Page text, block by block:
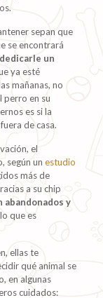
sepan que
se encontrará
un
ya esté
mañanas, no
perro en su
es si la
de casa.
el
según unestudio
más de
a su chip
abandonados y
que es
ellas te
qué animal se
en algunas
cuidados: